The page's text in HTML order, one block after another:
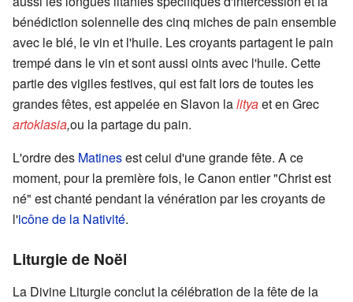
bénédiction solennelle des cinq miches de pain ensemble
avec le blé, le vin et l'huile. Les croyants partagent le pain
trempé dans le vin et sont aussi oints avec l'huile. Cette
partie des vigiles festives, qui est fait lors de toutes les
grandes fêtes, est appelée en Slavon lalityaet en Grec
artoklasia,ou la partage du pain.
L'ordre des Matinesest celui d'une grande fête. A ce
moment, pour la première fois, le Canon entier "Christ est
né" est chanté pendant la vénération par les croyants de
l'icône de la Nativité.
Liturgie de Noël
La Divine Liturgie conclut la célébration de la fête de la